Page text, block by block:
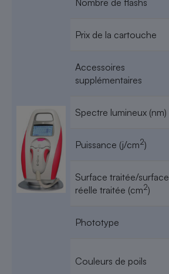
Prix de la cartouche
Accessoires
supplémentaires
Spectre lumineux (nm)
Puissance (j/cm2)
Surface traitée/surface
réelle traitée (cm2)
Phototype
Couleurs de poils